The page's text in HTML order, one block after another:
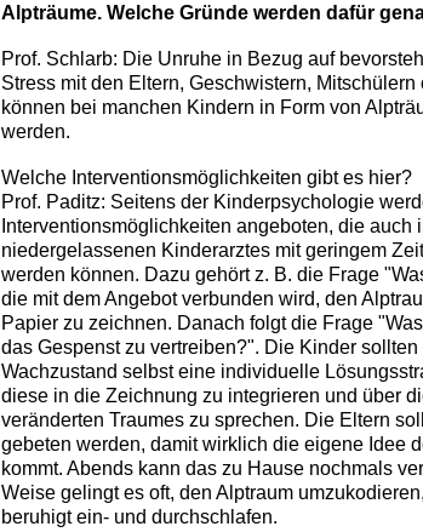
Alpträume. Welche Gründe werden dafür
Prof. Schlarb: Die Unruhe in Bezug auf
Stress mit den Eltern, Geschwistern, Mitschülern
können bei manchen Kindern in Form von
werden.
Welche Interventionsmöglichkeiten gibt es hier?
Prof. Paditz: Seitens der Kinderpsychologie
Interventionsmöglichkeiten angeboten, die auch
niedergelassenen Kinderarztes mit geringem
werden können. Dazu gehört z. B. die Frage
die mit dem Angebot verbunden wird, den
Papier zu zeichnen. Danach folgt die Frage
das Gespenst zu vertreiben?". Die Kinder
Wachzustand selbst eine individuelle
diese in die Zeichnung zu integrieren und über
veränderten Traumes zu sprechen. Die Eltern
gebeten werden, damit wirklich die eigene Idee
kommt. Abends kann das zu Hause nochmals
Weise gelingt es oft, den Alptraum
beruhigt ein- und durchschlafen.